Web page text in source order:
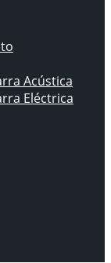
Acústica
Eléctrica